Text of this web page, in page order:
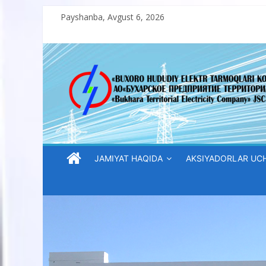
content
Payshanba, Avgust 6, 2026
“Buxoro
hududiy
elektr
tarmoqlari
korxonasi”
“Buxoro
JAMIYAT HAQIDA AKSIYADORLAR